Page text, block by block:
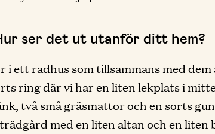
ser det ut utanför ditt hem?
i ett radhus som tillsammans med
ring där vi har en liten lekplats i
två små gräsmattor och en sorts
med en liten altan och en liten